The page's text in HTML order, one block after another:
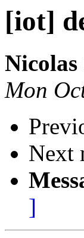
[iot]
Nicolas
Mon
Next
]